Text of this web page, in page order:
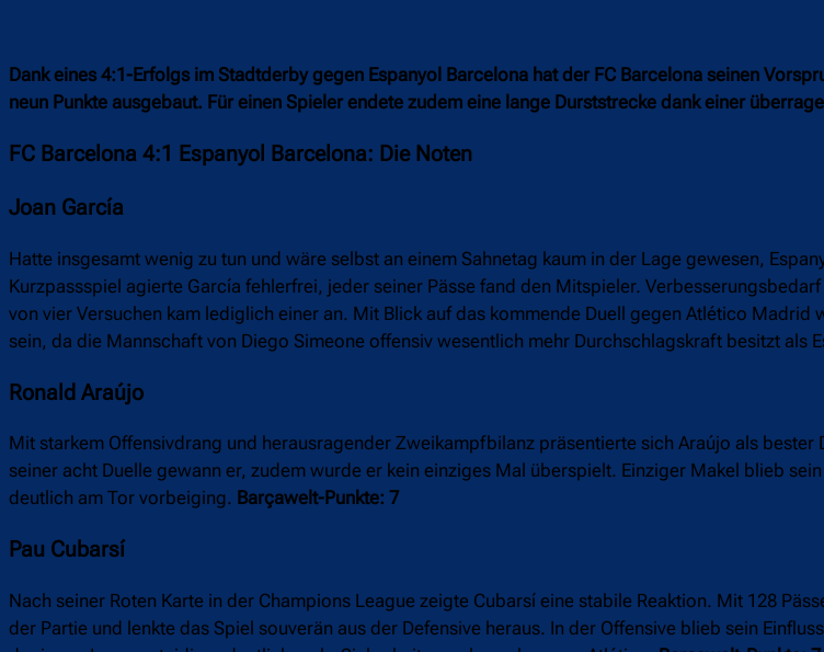
Dank eines 4:1-Erfolgs im Stadtderby gegen Espanyol Barcelona hat der FC Barcelona seinen
neun Punkte ausgebaut. Für einen Spieler endete zudem eine lange Durststrecke dank einer
FC Barcelona 4:1 Espanyol Barcelona: Die Noten
Joan García
Hatte insgesamt wenig zu tun und wäre selbst an einem Sahnetag kaum in der Lage gewesen,
Kurzpassspiel agierte García fehlerfrei, jeder seiner Pässe fand den Mitspieler.
von vier Versuchen kam lediglich einer an. Mit Blick auf das kommende Duell gegen Atlético
sein, da die Mannschaft von Diego Simeone offensiv wesentlich mehr Durchschlagskraft besitzt als
Ronald Araújo
Mit starkem Offensivdrang und herausragender Zweikampfbilanz präsentierte sich Araújo als bester
seiner acht Duelle gewann er, zudem wurde er kein einziges Mal überspielt. Einziger Makel blieb
deutlich am Tor vorbeiging. Barçawelt-Punkte: 7
Pau Cubarsí
Nach seiner Roten Karte in der Champions League zeigte Cubarsí eine stabile Reaktion. Mit 128
der Partie und lenkte das Spiel souverän aus der Defensive heraus. In der Offensive blieb sein